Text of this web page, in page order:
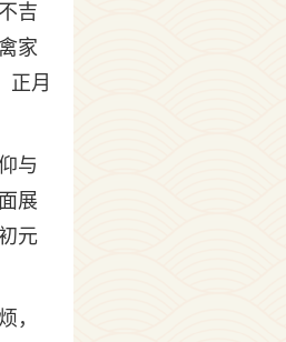
吉
家
正月
与
展
元
，